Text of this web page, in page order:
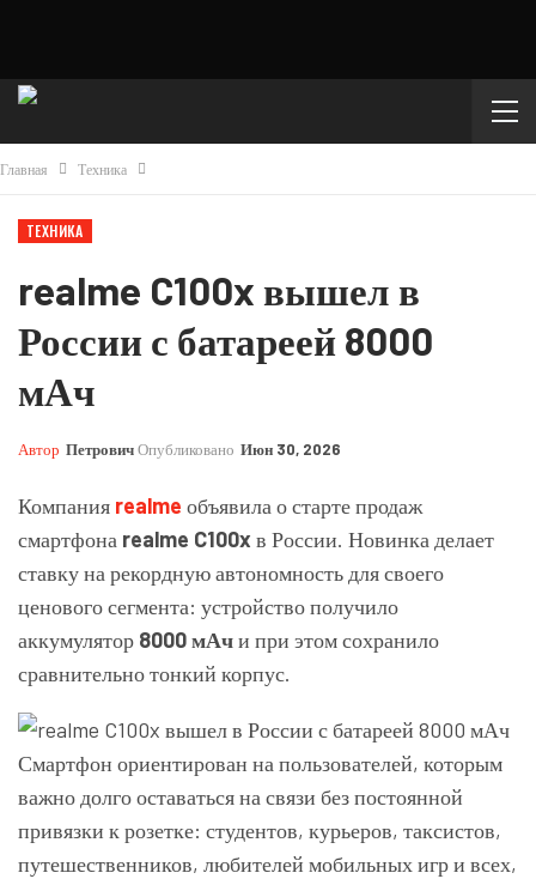
Главная Техника
ТЕХНИКА
realme C100x вышел в
России с батареей 8000
мАч
Автор ПетровичОпубликовано Июн 30, 2026
Компания realme объявила о старте продаж
смартфона realme C100x в России. Новинка делает
ставку на рекордную автономность для своего
ценового сегмента: устройство получило
аккумулятор 8000 мАчи при этом сохранило
сравнительно тонкий корпус.
Смартфон ориентирован на пользователей, которым
важно долго оставаться на связи без постоянной
привязки к розетке: студентов, курьеров, таксистов,
путешественников, любителей мобильных игр и всех,